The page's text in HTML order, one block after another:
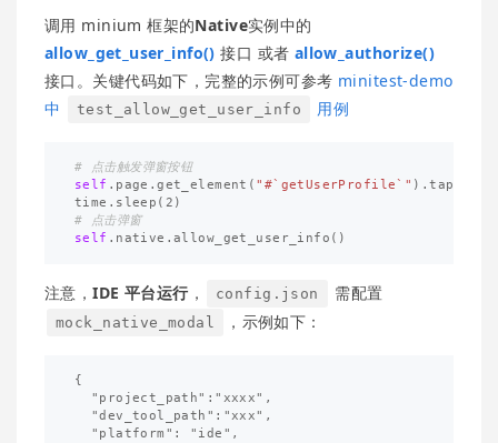
调用 minium 框架的Native实例中的
allow_get_user_info() 接口 或者 allow_authorize()
接口。关键代码如下，完整的示例可参考 minitest-demo
中
test_allow_get_user_info 用例
# 点击触发弹窗按钮
self . page .get_element ( "#`getUserProfile`" ).tap
time . sleep ( 2 )
# 点击弹窗
self . native .allow_get_user_info ()
注意，IDE 平台运行， config.json 需配置
mock_native_modal ，示例如下：
{
  "project_path":"xxxx",
  "dev_tool_path":"xxx",
  "platform": "ide",